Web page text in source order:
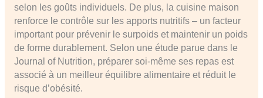
selon les goûts individuels. De plus, la cuisine maison
renforce le contrôle sur les apports nutritifs – un facteur
important pour prévenir le surpoids et maintenir un poids
de forme durablement. Selon une étude parue dans le
Journal of Nutrition, préparer soi-même ses repas est
associé à un meilleur équilibre alimentaire et réduit le
risque d’obésité.